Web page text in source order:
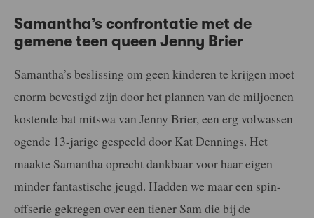
Samantha’s confrontatie met de
gemene teen queen Jenny Brier
Samantha’s beslissing om geen kinderen te krijgen moet
enorm bevestigd zijn door het plannen van de miljoenen
kostende bat mitswa van Jenny Brier, een erg volwassen
ogende 13-jarige gespeeld door Kat Dennings. Het
maakte Samantha oprecht dankbaar voor haar eigen
minder fantastische jeugd. Hadden we maar een spin-
offserie gekregen over een tiener Sam die bij de